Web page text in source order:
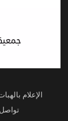
الإعلام
تواصل